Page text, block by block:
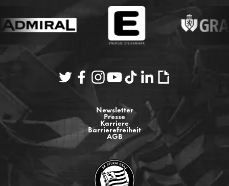
Newsletter
Presse
Karriere
Barrierefreiheit
AGB